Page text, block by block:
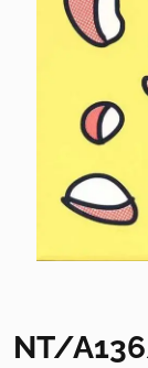
NT/